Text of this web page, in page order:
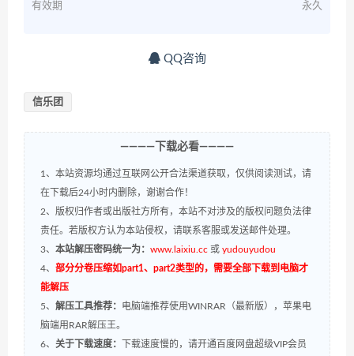
有效期 永久
QQ咨询
信乐团
————下载必看————
1、本站资源均通过互联网公开合法渠道获取，仅供阅读测试，请
在下载后24小时内删除，谢谢合作！
2、版权归作者或出版社方所有，本站不对涉及的版权问题负法律
责任。若版权方认为本站侵权，请联系客服或发送邮件处理。
3、 本站解压密码统一为： www.laixiu.cc 或 yudouyudou
4、 部分分卷压缩如part1、part2类型的，需要全部下载到电脑才
能解压
5、 解压工具推荐： 电脑端推荐使用WINRAR（最新版），苹果电
脑端用RAR解压王。
6、 关于下载速度：
下载速度慢的，请开通百度网盘超级VIP会员